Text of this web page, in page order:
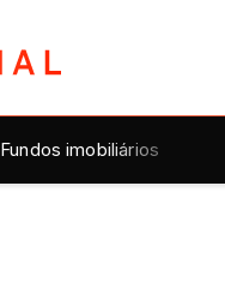
Fundos imobiliários